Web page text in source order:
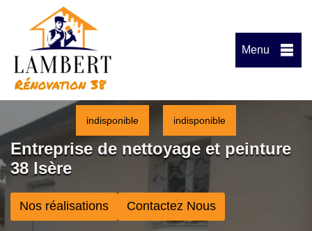
Menu
indisponible indisponible
Entreprise de nettoyage et peinture
38 Isère
Nos réalisations Contactez Nous